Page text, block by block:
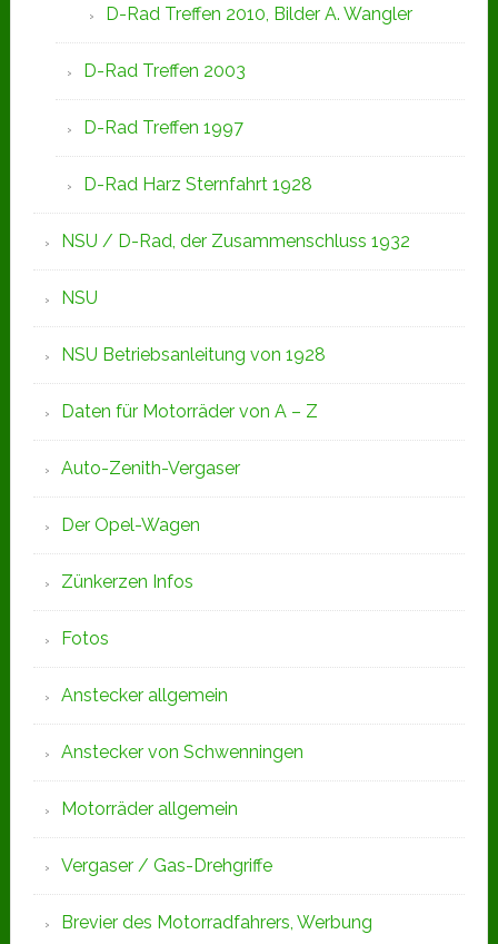
D-Rad Treffen 2010, Bilder A. Wangler
D-Rad Treffen 2003
D-Rad Treffen 1997
D-Rad Harz Sternfahrt 1928
NSU / D-Rad, der Zusammenschluss 1932
NSU
NSU Betriebsanleitung von 1928
Daten für Motorräder von A – Z
Auto-Zenith-Vergaser
Der Opel-Wagen
Zünkerzen Infos
Fotos
Anstecker allgemein
Anstecker von Schwenningen
Motorräder allgemein
Vergaser / Gas-Drehgriffe
Brevier des Motorradfahrers, Werbung